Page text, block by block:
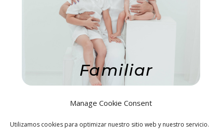
Manage Cookie Consent
Utilizamos cookies para optimizar nuestro sitio web y nuestro servicio.
Familiar